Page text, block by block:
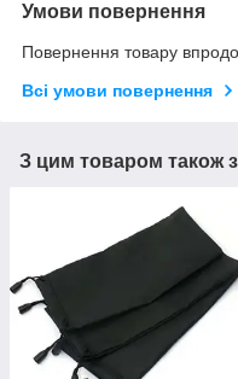
Умови повернення
Повернення товару
Всі умови повернення
З цим товаром також